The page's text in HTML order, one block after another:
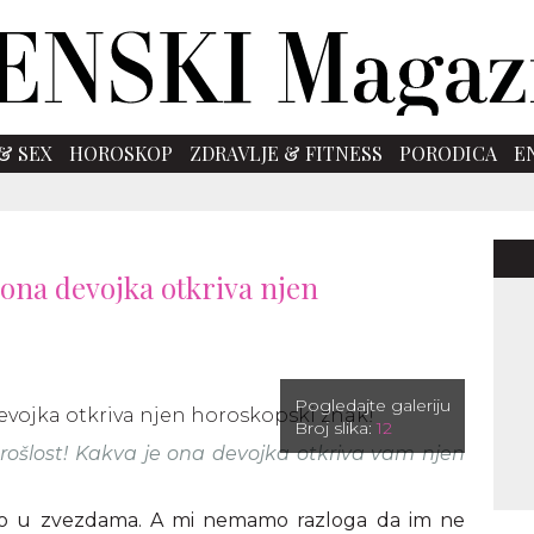
SEX HOROSKOP ZDRAVLJE & FITNESS PORODICA
ona devojka otkriva njen
Pogledajte galeriju
Broj slika:12
Kakva je ona devojka otkriva vam njen
u zvezdama. A mi nemamo razloga da im ne